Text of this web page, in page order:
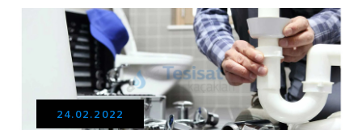
24.02.2022